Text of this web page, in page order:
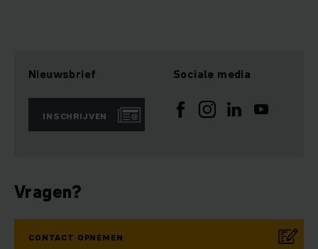
Nieuwsbrief
INSCHRIJVEN
Sociale media
Vragen?
CONTACT OPNEMEN